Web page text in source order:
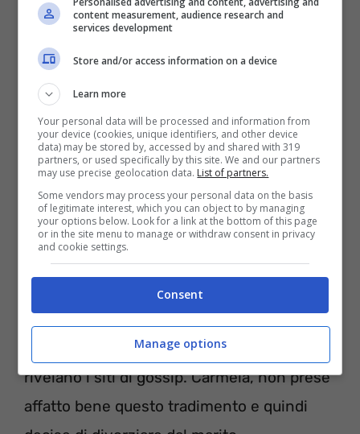
Chi è Carmela Barbato?
Carmela Barbatoè stata sposata per tanti
anni con Gigi e dal matrimonio con il
cantante sono nati ben 3 figli, Claudio, Ilaria
e Luca. La loro relazione finì dopo che il
noto cantautore la tradì conAnna
, almeno secondo quanto
rivelano i siti di gossip. Carmela, non prese
affatto bene questo tradimento e quindi
content measurement, audience research and
services development
Store and/or access information on a device
Learn more
Your personal data will be processed and information from
your device (cookies, unique identifiers, and other device
data) may be stored by, accessed by and shared with 319
partners, or used specifically by this site. We and our partners
may use precise geolocation data. List of partners.
Some vendors may process your personal data on the basis
of legitimate interest, which you can object to by managing
your options below. Look for a link at the bottom of this page
or in the site menu to manage or withdraw consent in privacy
and cookie settings.
Consent
Manage options